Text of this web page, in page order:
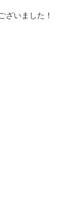
ざいました！